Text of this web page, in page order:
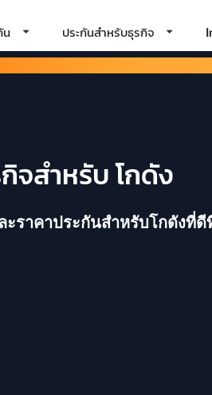
น ประกันสำหรับธุรกิจ
จสำหรับ โกดัง
ะราคาประกันสำหรับโกดังที่